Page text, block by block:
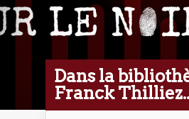
Dans la
Franck